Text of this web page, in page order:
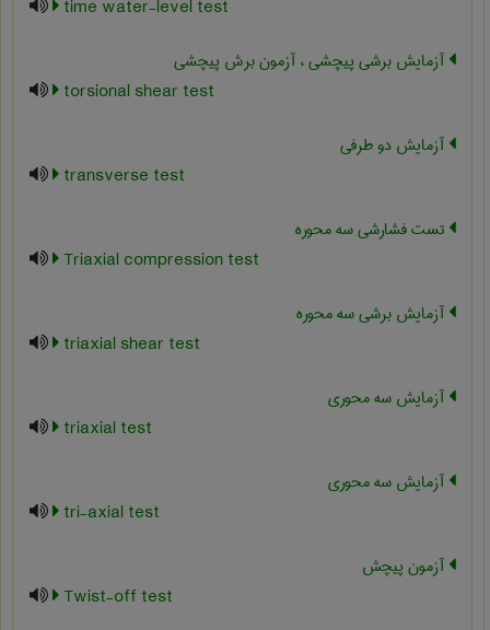
time water-level test
آزمایش برشی پیچشی ، آزمون برش پیچشی
torsional shear test
آزمایش دو طرفی
transverse test
تست فشارشي سه محوره
Triaxial compression test
آزمایش برشی سه محوره
triaxial shear test
آزمایش سه محوری
triaxial test
آزمایش سه محوری
tri-axial test
آزمون پیچش
Twist-off test